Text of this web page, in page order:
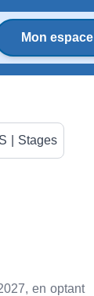
Mon espace
| Stages
en optant